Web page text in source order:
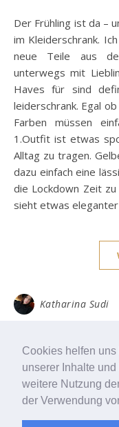
Cookies helfen
unserer Inhalte
weitere Nutzung
der Verwendung
Der Frühling ist da – und das heißt auch wieder mehr Farbe
im Kleiderschrank.
neue Teile aus
unterwegs mit
Haves für sind
leiderschrank. Egal
Farben müssen
1.Outfit ist etwas
Alltag zu tragen.
dazu einfach eine
die Lockdown Zeit
sieht etwas
Katharina Sudi
ÄLTERE